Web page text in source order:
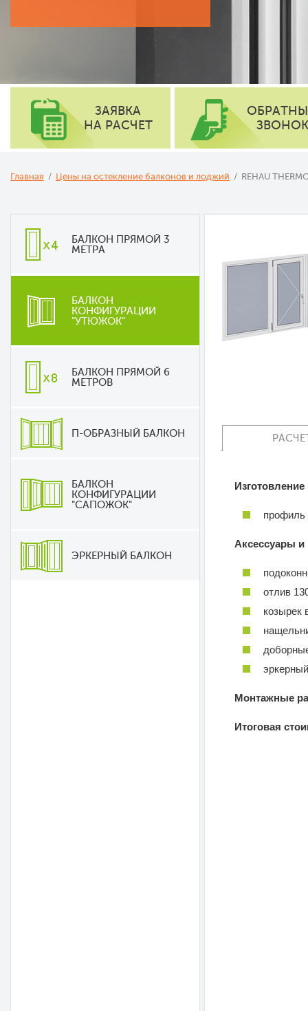
Главная / Цены на остекление балконов и лоджий / REHAU
Изготовление
Аксессуары
отлив
козырек
Монтажные
Итоговая
БАЛКОН ПРЯМОЙ 3
МЕТРА
БАЛКОН
КОНФИГУРАЦИИ
"УТЮЖОК"
БАЛКОН ПРЯМОЙ 6
МЕТРОВ
П-ОБРАЗНЫЙ БАЛКОН
БАЛКОН
КОНФИГУРАЦИИ
"САПОЖОК"
ЭРКЕРНЫЙ БАЛКОН
ПОРТАЛЬНЫЕ ДВЕРИ
ЗАЯВКА
НА РАСЧЕТ
ЗВОНОК